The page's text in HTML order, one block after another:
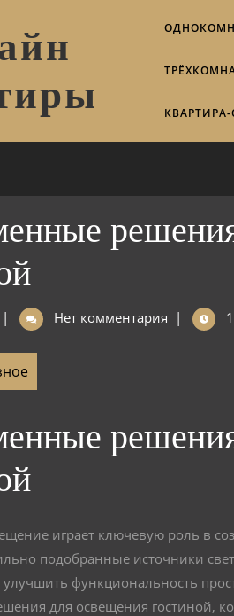
| Нет комментария |
играет ключевую роль в
подобранные источники
функциональность
для освещения гостиной,